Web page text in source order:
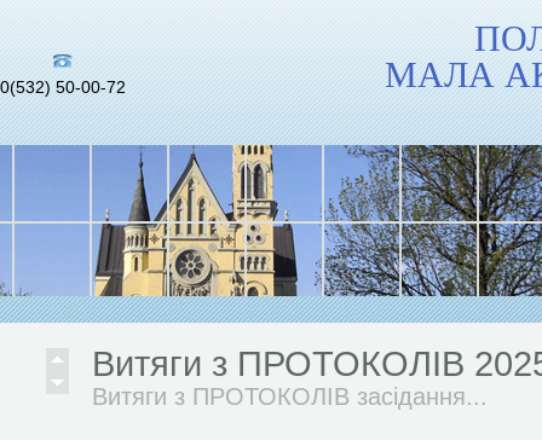
МАЛА
0(532) 50-00-72
Інформаційні матеріали до
повномасштабного...
Витяги з ПРОТОКОЛІВ
Витяги з ПРОТОКОЛІВ засідання...